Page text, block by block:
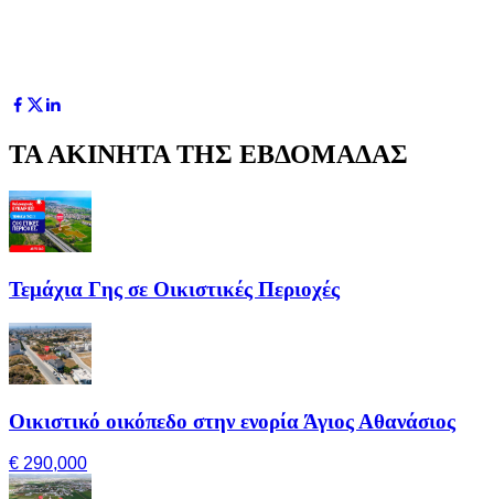
ΤΑ ΑΚΙΝΗΤΑ ΤΗΣ ΕΒΔΟΜΑΔΑΣ
Τεμάχια Γης σε Οικιστικές Περιοχές
Οικιστικό οικόπεδο στην ενορία Άγιος Αθανάσιος
€ 290,000